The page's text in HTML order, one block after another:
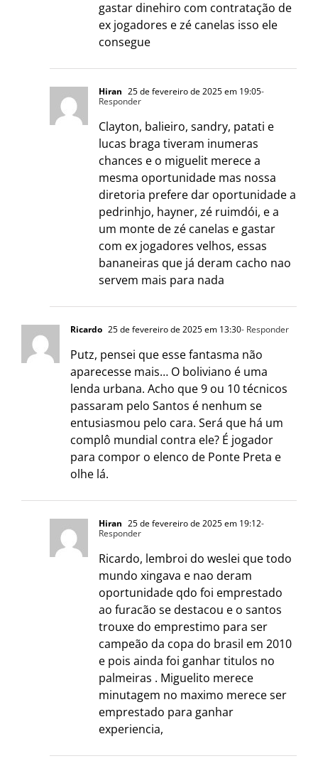
gastar dinehiro com contratação de
ex jogadores e zé canelas isso ele
consegue
Hiran 25 de fevereiro de 2025 em 19:05-
Responder
Clayton, balieiro, sandry, patati e
lucas braga tiveram inumeras
chances e o miguelit merece a
mesma oportunidade mas nossa
diretoria prefere dar oportunidade a
pedrinhjo, hayner, zé ruimdói, e a
um monte de zé canelas e gastar
com ex jogadores velhos, essas
bananeiras que já deram cacho nao
servem mais para nada
Ricardo 25 de fevereiro de 2025 em 13:30- Responder
Putz, pensei que esse fantasma não
aparecesse mais… O boliviano é uma
lenda urbana. Acho que 9 ou 10 técnicos
passaram pelo Santos é nenhum se
entusiasmou pelo cara. Será que há um
complô mundial contra ele? É jogador
para compor o elenco de Ponte Preta e
olhe lá.
Hiran 25 de fevereiro de 2025 em 19:12-
Responder
Ricardo, lembroi do weslei que todo
mundo xingava e nao deram
oportunidade qdo foi emprestado
ao furacão se destacou e o santos
trouxe do emprestimo para ser
campeão da copa do brasil em 2010
e pois ainda foi ganhar titulos no
palmeiras . Miguelito merece
minutagem no maximo merece ser
emprestado para ganhar
experiencia,